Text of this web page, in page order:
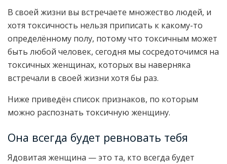
В своей жизни вы встречаете множество людей, и
хотя токсичность нельзя приписать к какому-то
определённому полу, потому что токсичным может
быть любой человек, сегодня мы сосредоточимся на
токсичных женщинах, которых вы наверняка
встречали в своей жизни хотя бы раз.
Ниже приведён список признаков, по которым
можно распознать токсичную женщину.
Она всегда будет ревновать тебя
Ядовитая женщина — это та, кто всегда будет